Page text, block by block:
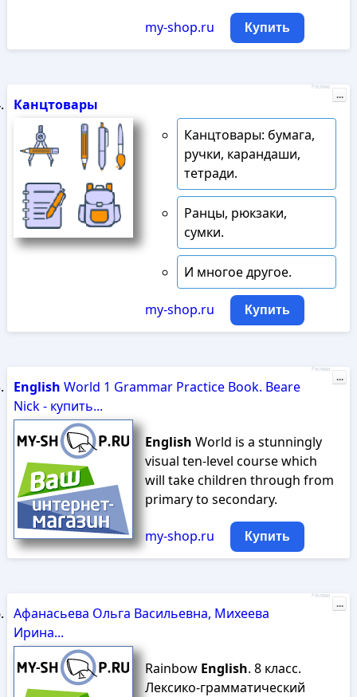
my-shop.ru Купить
Канцтовары
Канцтовары: бумага,
ручки, карандаши,
тетради.
Ранцы, рюкзаки,
сумки.
И многое другое.
my-shop.ru Купить
Реклама
...
English World 1 Grammar Practice Book. Beare
Nick - купить...
English World is a stunningly
visual ten-level course which
will take children through from
primary to secondary.
my-shop.ru Купить
Реклама
...
Афанасьева Ольга Васильевна, Михеева
Ирина...
Rainbow English. 8 класс.
Лексико-грамматический
Реклама
...